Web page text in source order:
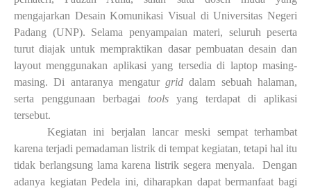
mengajarkan Desain Komunikasi Visual di Universitas Negeri
Padang (UNP). Selama penyampaian materi, seluruh peserta
turut diajak untuk mempraktikan dasar pembuatan desain dan
layout menggunakan aplikasi yang tersedia di laptop masing-
masing. Di antaranya mengaturgrid dalam sebuah halaman,
serta penggunaan berbagai tools yang terdapat di aplikasi
tersebut.
Kegiatan ini berjalan lancar meski sempat terhambat
karena terjadi pemadaman listrik di tempat kegiatan, tetapi hal itu
tidak berlangsung lama karena listrik segera menyala. Dengan
adanya kegiatan Pedela ini, diharapkan dapat bermanfaat bagi